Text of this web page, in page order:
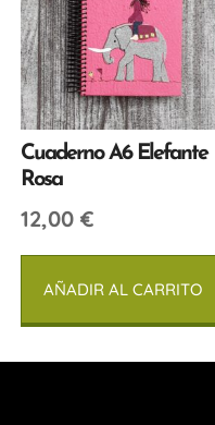
Cuaderno A6 Elefante
Rosa
12,00 €
AÑADIR AL CARRITO